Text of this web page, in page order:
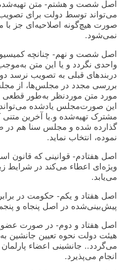
اصل شصت و هشتم- متن
می‌تواند توسط دولت برای
صورت هیچ‌گونه اصلاحیه‌ای جز با
نمی‌شود.
اصل شصت و نهم- چنانچه
واحدی نگردد و یا این متن
دربندهای قبلی به تصویب نرسد
بررسی مجدد در مجلس‌ها، از
مورد متن موردنظر به‌طور قطعی
این صورت‌مجلس یادشده
مشترک تهیه‌شده و.یا آخرین
گذارده شده و مجلس سنا هم در
نموده، انتخاب نماید.
اصل هفتادم- قوانینی که
ویژه‌ای اعطاء می‌کند در شرایط
می‌یابد.
اصل هفتاد و یکم- حکومت در
پیش‌بینی‌شده در اصل پنجاه و
اصل هفتاد و دوم- در صورت
هیئت دولت نحوه تعیین جانشین
می‌گردد.. جانشینی اعضاء
انجام می‌پذیرد.